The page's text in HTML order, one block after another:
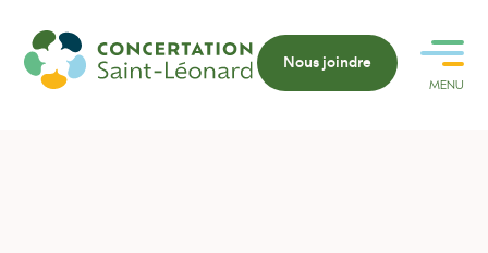
Nous joindre
MENU